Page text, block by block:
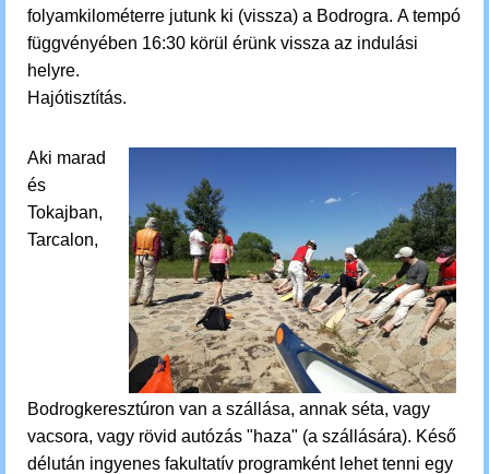
folyamkilométerre jutunk ki (vissza) a Bodrogra. A tempó
függvényében 16:30 körül érünk vissza az indulási
helyre.
Hajótisztítás.
Aki marad
és
Tokajban,
Tarcalon,
Bodrogkeresztúron van a szállása, annak séta, vagy
vacsora, vagy rövid autózás "haza" (a szállására). Késő
délután ingyenes fakultatív programként lehet tenni egy